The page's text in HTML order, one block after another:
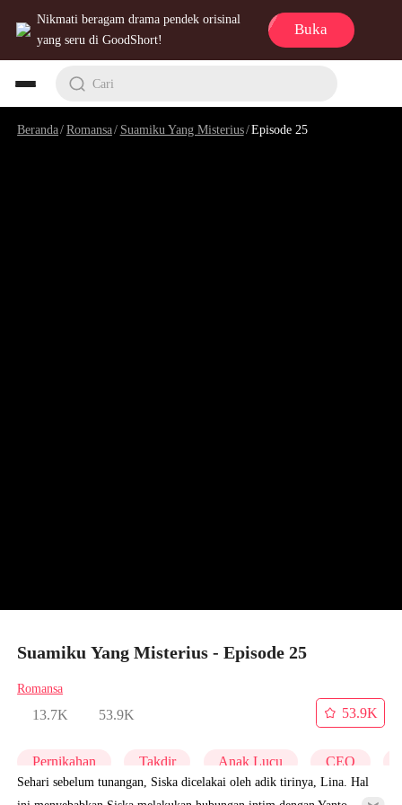
Nikmati beragam drama pendek orisinal
yang seru di GoodShort!
Buka
Cari
Beranda/Romansa/ Suamiku Yang Misterius/Episode 25
Suamiku Yang Misterius - Episode 25
Romansa
13.7K 53.9K
53.9K
Pernikahan Takdir Anak Lucu CEO
Sehari sebelum tunangan, Siska dicelakai oleh adik tirinya, Lina. Hal